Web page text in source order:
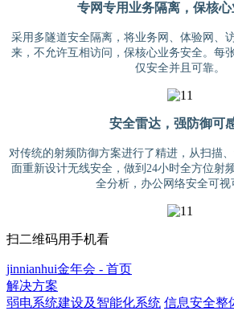
专网专用业务隔离，保核
采用多隧道安全隔离，将业务网、体验网、
来，不允许互相访问，保核心业务安全。每
仅安全并且可靠。
安全雷达，强防御可
对传统的射频防御方案进行了精进，从扫描
面重新设计无线安全，做到24小时全方位射
全分析，办公网络安全可视
扫二维码用手机看
jinnianhui金年会 - 首页
解决方案
弱电系统建设及智能化系统 信息安全整